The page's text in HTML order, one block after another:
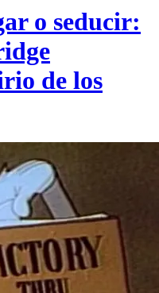
o seducir:
de los